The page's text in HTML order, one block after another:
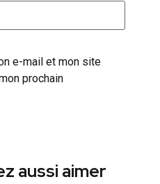
e-mail et mon site
prochain
aussi aimer